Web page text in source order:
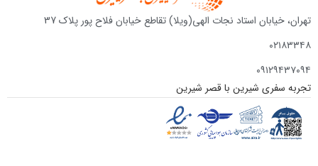
تهران، خیابان استاد نجات الهی(ویلا) تقاطع خیابان فلاح پور پلاک 37
۰۲۱۸۳۳۴۸
۰۹۱۲۹۴۳۷۰۹۴
تجربه سفری شیرین با قصر شیرین